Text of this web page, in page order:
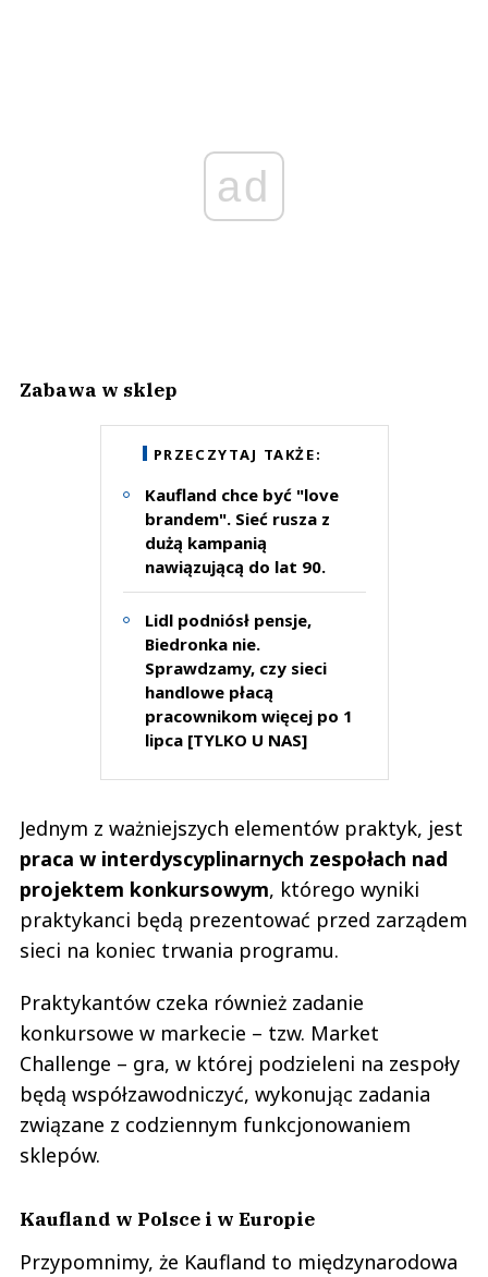
ad
Zabawa w sklep
PRZECZYTAJ TAKŻE:
Kaufland chce być "love
brandem". Sieć rusza z
dużą kampanią
nawiązującą do lat 90.
Lidl podniósł pensje,
Biedronka nie.
Sprawdzamy, czy sieci
handlowe płacą
pracownikom więcej po 1
lipca [TYLKO U NAS]
Jednym z ważniejszych elementów praktyk, jest
praca w interdyscyplinarnych zespołach nad
projektem konkursowym, którego wyniki
praktykanci będą prezentować przed zarządem
sieci na koniec trwania programu.
Praktykantów czeka również zadanie
konkursowe w markecie – tzw. Market
Challenge – gra, w której podzieleni na zespoły
będą współzawodniczyć, wykonując zadania
związane z codziennym funkcjonowaniem
sklepów.
Kaufland w Polsce i w Europie
Przypomnimy, że Kaufland to międzynarodowa